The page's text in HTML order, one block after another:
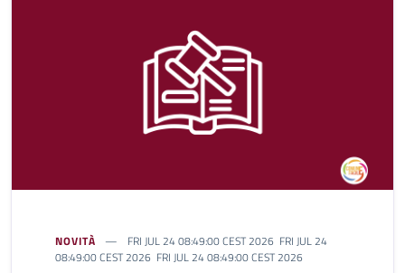
NOVITÀ
FRI JUL 24 08:49:00 CEST 2026 FRI JUL 24
08:49:00 CEST 2026 FRI JUL 24 08:49:00 CEST 2026